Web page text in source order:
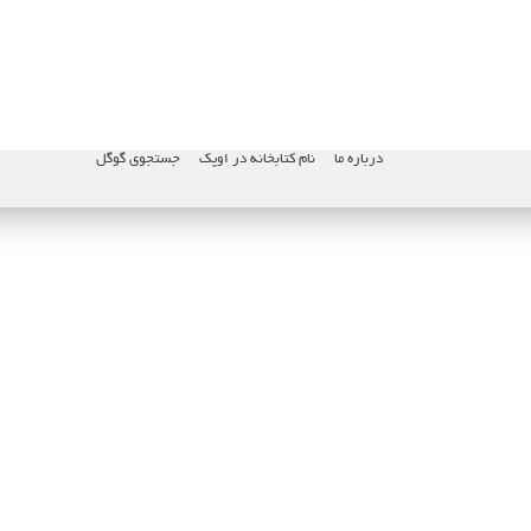
درباره ما نام کتابخانه در اوپک جستجوی گوگل